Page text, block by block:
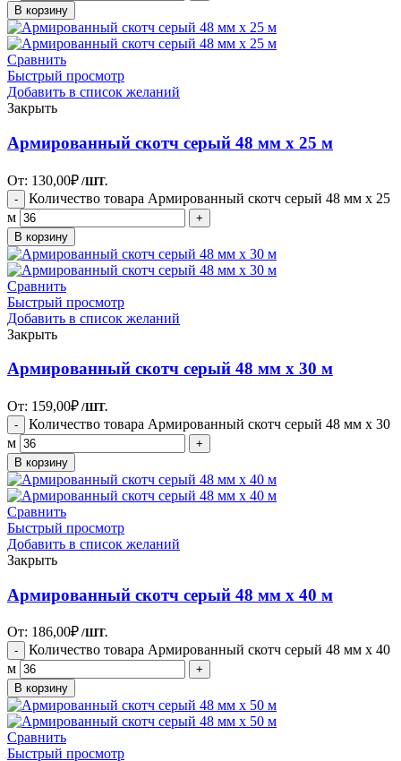
В корзину
Сравнить
Быстрый просмотр
Добавить в список желаний
Закрыть
Армированный скотч серый 48 мм х 25 м
От: 130,00₽ /ШТ.
Количество товара Армированный скотч серый 48 мм х 25
м
В корзину
Сравнить
Быстрый просмотр
Добавить в список желаний
Закрыть
Армированный скотч серый 48 мм х 30 м
От: 159,00₽ /ШТ.
Количество товара Армированный скотч серый 48 мм х 30
м
В корзину
Сравнить
Быстрый просмотр
Добавить в список желаний
Закрыть
Армированный скотч серый 48 мм х 40 м
От: 186,00₽ /ШТ.
Количество товара Армированный скотч серый 48 мм х 40
м
В корзину
Сравнить
Быстрый просмотр